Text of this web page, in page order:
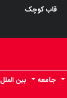
قاب کوچک
جامعه بین الملل